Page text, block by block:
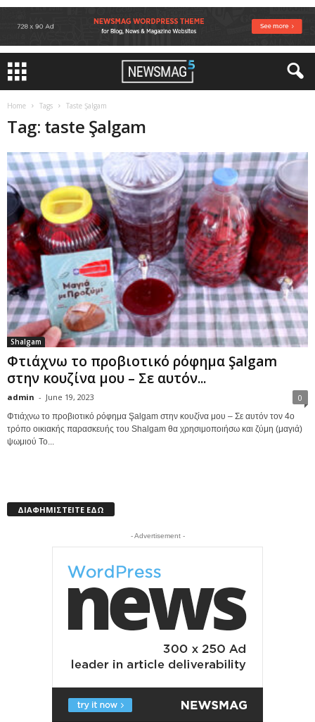
Home Tags Taste Şalgam
Tag: taste Şalgam
Shalgam
Φτιάχνω το προβιοτικό ρόφημα Şalgam
στην κουζίνα μου – Σε αυτόν...
admin - June 19, 2023 0
Φτιάχνω το προβιοτικό ρόφημα Şalgam στην κουζίνα μου – Σε αυτόν τον 4ο
τρόπο οικιακής παρασκευής του Shalgam θα χρησιμοποιήσω και ζύμη (μαγιά)
ψωμιού Το...
ΔΙΑΦΗΜΙΣΤΕΙΤΕ ΕΔΩ
- Advertisement -